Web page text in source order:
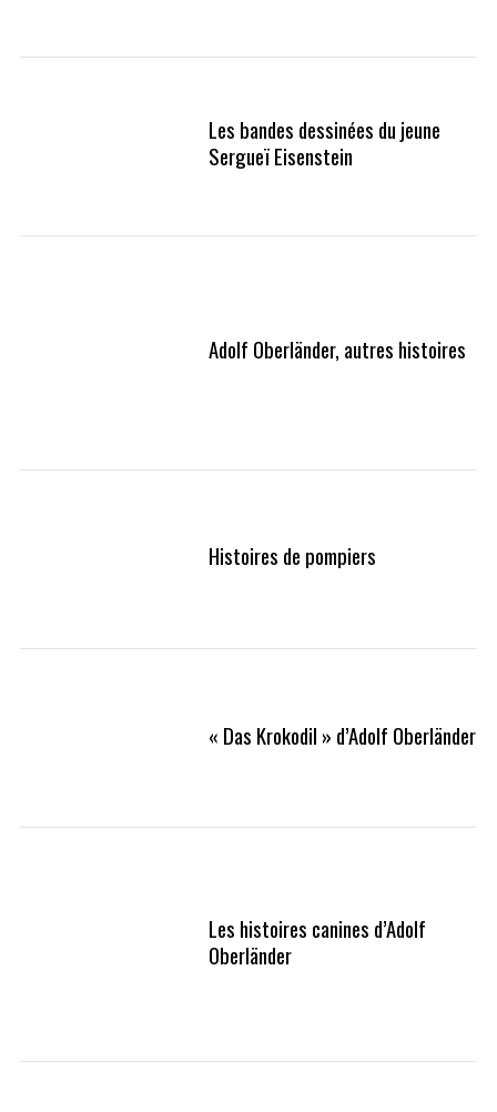
Les bandes dessinées du jeune
Sergueï Eisenstein
Adolf Oberländer, autres histoires
Histoires de pompiers
« Das Krokodil » d’Adolf Oberländer
Les histoires canines d’Adolf
Oberländer